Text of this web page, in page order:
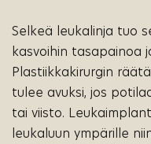
Selkeä leukalinja tuo
kasvoihin tasapainoa
Plastiikkakirurgin
tulee avuksi, jos
tai viisto.
leukaluun ympärille